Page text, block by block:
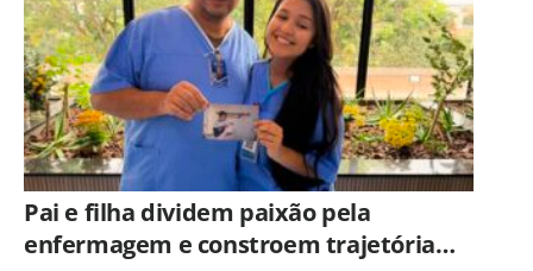
Pai e filha dividem paixão pela
enfermagem e constroem trajetória